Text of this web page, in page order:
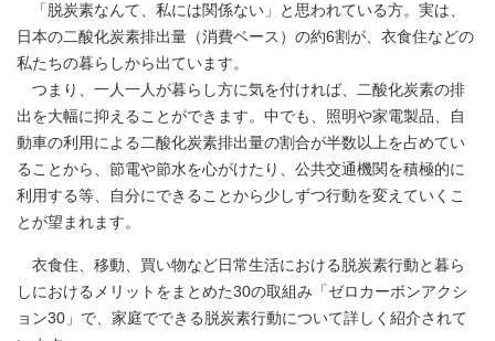
「脱炭素なんて、私には関係ない」と思われている方。実は、
日本の二酸化炭素排出量（消費ベース）の約6割が、衣食住などの
私たちの暮らしから出ています。
つまり、一人一人が暮らし方に気を付ければ、二酸化炭素の排
出を大幅に抑えることができます。中でも、照明や家電製品、自
動車の利用による二酸化炭素排出量の割合が半数以上を占めてい
ることから、節電や節水を心がけたり、公共交通機関を積極的に
利用する等、自分にできることから少しずつ行動を変えていくこ
とが望まれます。
衣食住、移動、買い物など日常生活における脱炭素行動と暮ら
しにおけるメリットをまとめた30の取組み「ゼロカーボンアクシ
ョン30」で、家庭でできる脱炭素行動について詳しく紹介されて